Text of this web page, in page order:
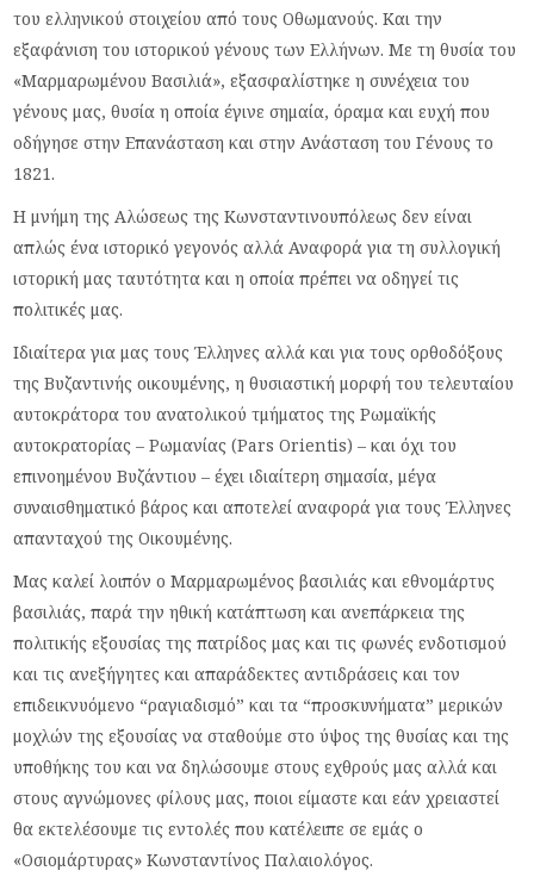
του ελληνικού στοιχείου από τους Οθωμανούς. Και την
εξαφάνιση του ιστορικού γένους των Ελλήνων. Με τη θυσία του
«Μαρμαρωμένου Βασιλιά», εξασφαλίστηκε η συνέχεια του
γένους μας, θυσία η οποία έγινε σημαία, όραμα και ευχή που
οδήγησε στην Επανάσταση και στην Ανάσταση του Γένους το
1821.
Η μνήμη της Αλώσεως της Κωνσταντινουπόλεως δεν είναι
απλώς ένα ιστορικό γεγονός αλλά Αναφορά για τη συλλογική
ιστορική μας ταυτότητα και η οποία πρέπει να οδηγεί τις
πολιτικές μας.
Ιδιαίτερα για μας τους Έλληνες αλλά και για τους ορθοδόξους
της Βυζαντινής οικουμένης, η θυσιαστική μορφή του τελευταίου
αυτοκράτορα του ανατολικού τμήματος της Ρωμαϊκής
αυτοκρατορίας – Ρωμανίας (Pars Orientis) – και όχι του
επινοημένου Βυζάντιου – έχει ιδιαίτερη σημασία, μέγα
συναισθηματικό βάρος και αποτελεί αναφορά για τους Έλληνες
απανταχού της Οικουμένης.
Μας καλεί λοιπόν ο Μαρμαρωμένος βασιλιάς και εθνομάρτυς
βασιλιάς, παρά την ηθική κατάπτωση και ανεπάρκεια της
πολιτικής εξουσίας της πατρίδος μας και τις φωνές ενδοτισμού
και τις ανεξήγητες και απαράδεκτες αντιδράσεις και τον
επιδεικνυόμενο “ραγιαδισμό” και τα “προσκυνήματα” μερικών
μοχλών της εξουσίας να σταθούμε στο ύψος της θυσίας και της
υποθήκης του και να δηλώσουμε στους εχθρούς μας αλλά και
στους αγνώμονες φίλους μας, ποιοι είμαστε και εάν χρειαστεί
θα εκτελέσουμε τις εντολές που κατέλειπε σε εμάς ο
«Οσιομάρτυρας» Κωνσταντίνος Παλαιολόγος.